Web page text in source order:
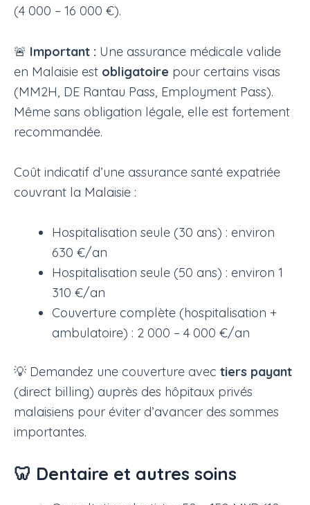
(4 000 – 16 000 €).
🚨 Important : Une assurance médicale valide
en Malaisie est obligatoire pour certains visas
(MM2H, DE Rantau Pass, Employment Pass).
Même sans obligation légale, elle est fortement
recommandée.
Coût indicatif d’une assurance santé expatriée
couvrant la Malaisie :
Hospitalisation seule (30 ans) : environ
630 €/an
Hospitalisation seule (50 ans) : environ 1
310 €/an
Couverture complète (hospitalisation +
ambulatoire) : 2 000 – 4 000 €/an
💡 Demandez une couverture avec tiers payant
(direct billing) auprès des hôpitaux privés
malaisiens pour éviter d’avancer des sommes
importantes.
🦷 Dentaire et autres soins